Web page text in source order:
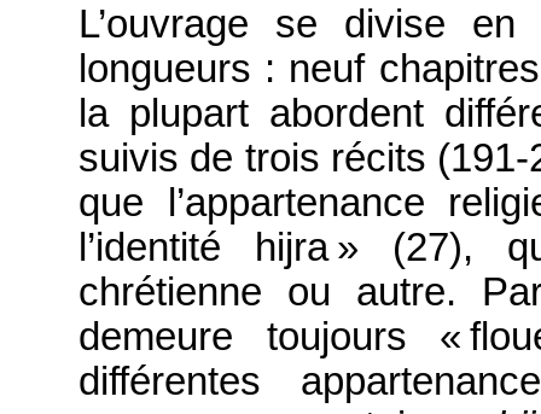
L’ouvrage se divise en
longueurs : neuf
la plupart abordent
suivis de trois récits
que l’appartenance
l’identité hijra » (27),
chrétienne ou autre.
demeure toujours «
différentes